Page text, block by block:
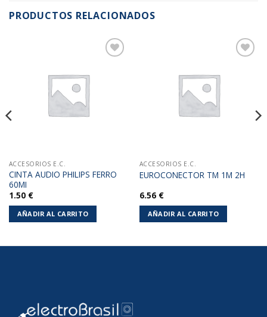
PRODUCTOS RELACIONADOS
ACCESORIOS E.C.
CINTA AUDIO PHILIPS FERRO
60MI
1.50 €
AÑADIR AL CARRITO
ACCESORIOS E.C.
EUROCONECTOR TM 1M 2H
6.56 €
AÑADIR AL CARRITO